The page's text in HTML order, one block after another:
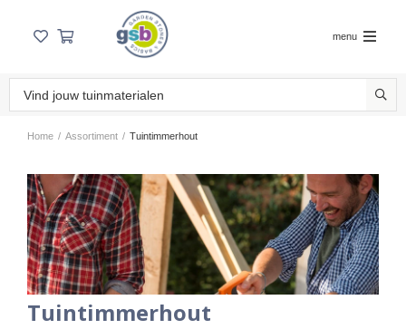
menu
Home / Assortiment / Tuintimmerhout
Tuintimmerhout